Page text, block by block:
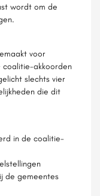
wordt om de
voor
coalitie-akkoorden
slechts vier
die dit
in de coalitie-
de gemeentes